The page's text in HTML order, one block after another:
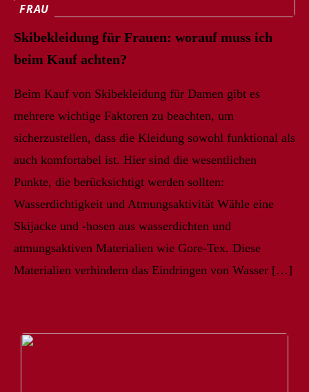
FRAU
Skibekleidung für Frauen: worauf muss ich
beim Kauf achten?
Beim Kauf von Skibekleidung für Damen gibt es
mehrere wichtige Faktoren zu beachten, um
sicherzustellen, dass die Kleidung sowohl funktional als
auch komfortabel ist. Hier sind die wesentlichen
Punkte, die berücksichtigt werden sollten:
Wasserdichtigkeit und Atmungsaktivität Wähle eine
Skijacke und -hosen aus wasserdichten und
atmungsaktiven Materialien wie Gore-Tex. Diese
Materialien verhindern das Eindringen von Wasser […]